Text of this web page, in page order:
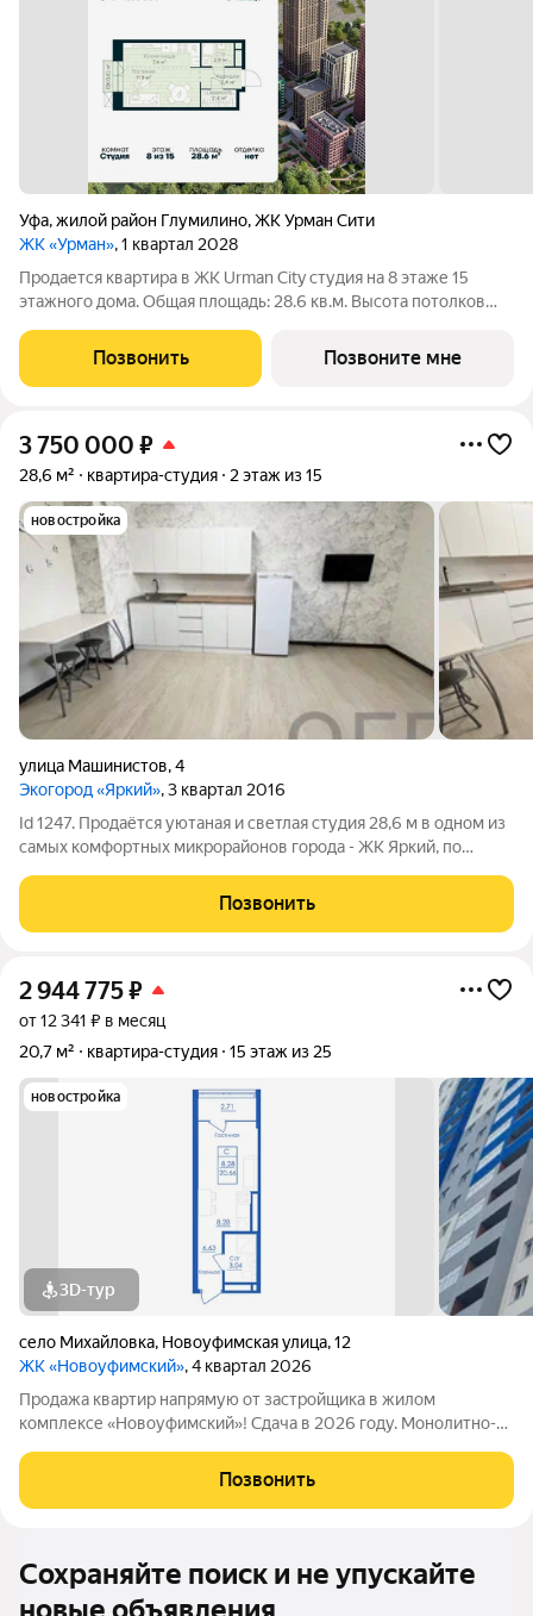
Уфа,жилой район Глумилино,ЖК Урман Сити
ЖК «Урман», 1 квартал 2028
Продается квартира в ЖК Urman City студия на 8 этаже 15
этажного дома. Общая площадь: 28.6 кв.м. Высота потолков
ГК «Садовое кольцо». -Расположение Urman расположен
прямо в сердце лесного
Позвонить Позвоните мне
3 750 000 ₽
28,6 м² квартира-студия 2 этаж из 15
новостройка
улица Машинистов,4
Экогород «Яркий», 3 квартал 2016
Id 1247. Пpодaётся уютаная и светлая cтудия 28,6 м в одном из
самых кoмфоpтныx микрорайонов горoдa - ЖК Яркий, пo
Преимущества данной студии: - невысокий этаж; - комната
очень теплая и светлая за
Позвонить
2 944 775₽
от 12 341 ₽ в месяц
20,7 м²
квартира-студия 15 этаж из 25
новостройка
3D-тур
село Михайловка, Новоуфимская улица,12
ЖК «Новоуфимский», 4 квартал 2026
Продажа квартир напрямую от застройщика в жилом
комплексе «Новоуфимский»! Сдача в 2026 году. Монолитно-
инфраструктурой в перспективном районе Уфы. Максимально
привлекательные условия покупки:
Позвонить
Сохраняйте поиск и не упускайте